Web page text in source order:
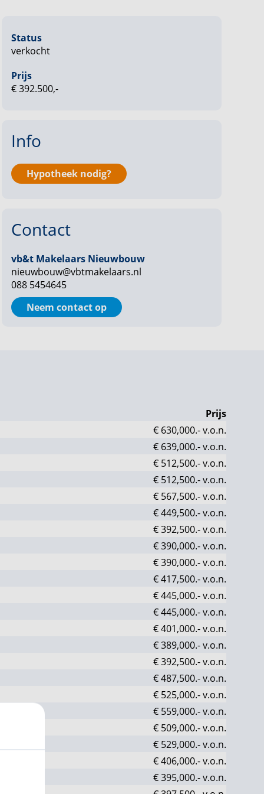
Status
verkocht
Prijs
€ 392.500,-
Info
Hypotheek nodig?
Contact
vb&t Makelaars Nieuwbouw
nieuwbouw@vbtmakelaars.nl
088 5454645
Neem contact op
Prijs
€ 630,000.-v.o.n.
€ 639,000.-v.o.n.
€ 512,500.-v.o.n.
€ 512,500.-v.o.n.
€ 567,500.-v.o.n.
€ 449,500.-v.o.n.
€ 392,500.-v.o.n.
€ 390,000.-v.o.n.
€ 390,000.-v.o.n.
€ 417,500.-v.o.n.
€ 445,000.-v.o.n.
€ 445,000.-v.o.n.
€ 401,000.-v.o.n.
€ 389,000.-v.o.n.
€ 392,500.-v.o.n.
€ 487,500.-v.o.n.
€ 525,000.-v.o.n.
€ 559,000.-v.o.n.
€ 509,000.-v.o.n.
€ 529,000.-v.o.n.
€ 406,000.-v.o.n.
€ 395,000.-v.o.n.